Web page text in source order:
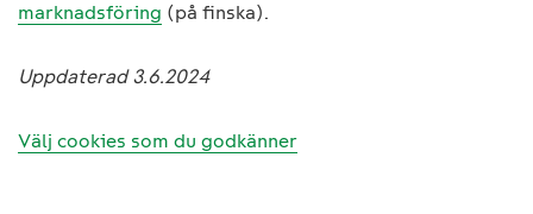
marknadsföring (på finska).
Uppdaterad 3.6.2024
Välj cookies som du godkänner